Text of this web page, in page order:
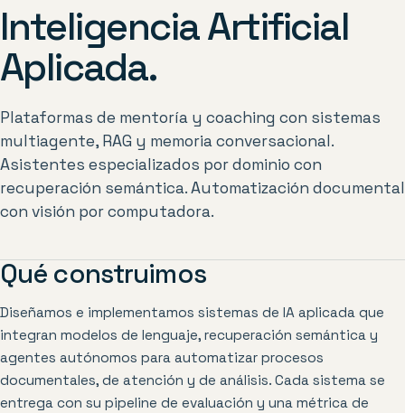
Inteligencia Artificial
Aplicada.
Plataformas de mentoría y coaching con sistemas
multiagente, RAG y memoria conversacional.
Asistentes especializados por dominio con
recuperación semántica. Automatización documental
con visión por computadora.
Qué construimos
Diseñamos e implementamos sistemas de IA aplicada que
integran modelos de lenguaje, recuperación semántica y
agentes autónomos para automatizar procesos
documentales, de atención y de análisis. Cada sistema se
entrega con su pipeline de evaluación y una métrica de